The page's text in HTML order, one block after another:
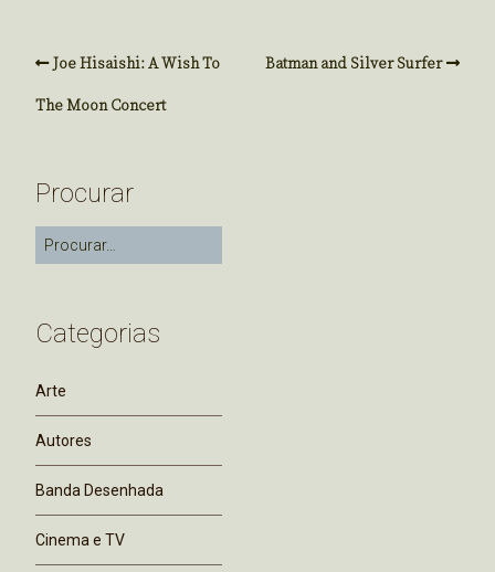
Joe Hisaishi: A Wish To
The Moon Concert
Batman and Silver Surfer
Procurar
Categorias
Arte
Autores
Banda Desenhada
Cinema e TV